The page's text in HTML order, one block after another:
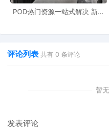
赔偿实际损失（要求三倍
Advanced Fitness
其TALOS器械在
POD热门资源一站式解决 新手
评论列表 共有 0 条评论
暂
发表评论